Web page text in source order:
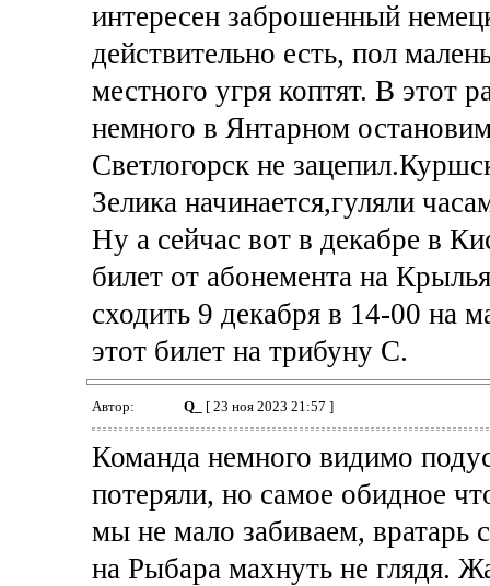
интересен заброшенный
действительно есть, пол
местного угря коптят. В этот
немного в Янтарном
Светлогорск не
Зелика начинается,гуляли
Ну а сейчас вот в декабре в
билет от абонемента на
сходить 9 декабря в 14-00 на
этот билет на трибуну С.
Автор: Q_ [ 23 ноя 2023 21:57 ]
Команда немного видимо
потеряли, но самое обидное
мы не мало забиваем, вратарь
на Рыбара махнуть не глядя.